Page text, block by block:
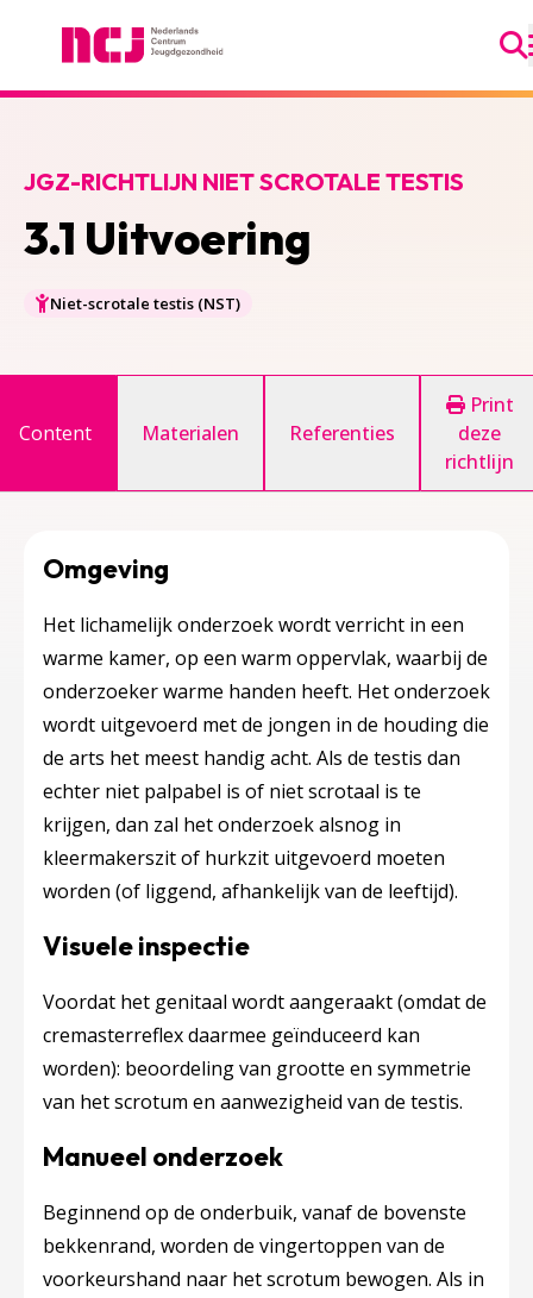
3.1 Uitvoering
JGZ-RICHTLIJN NIET SCROTALE TESTIS
Niet-scrotale testis (NST)
Content Materialen Referenties
Print
deze
richtlijn
Omgeving
Het lichamelijk onderzoek wordt verricht in een
warme kamer, op een warm oppervlak, waarbij de
onderzoeker warme handen heeft. Het onderzoek
wordt uitgevoerd met de jongen in de houding die
de arts het meest handig acht. Als de testis dan
echter niet palpabel is of niet scrotaal is te
krijgen, dan zal het onderzoek alsnog in
kleermakerszit of hurkzit uitgevoerd moeten
worden (of liggend, afhankelijk van de leeftijd).
Visuele inspectie
Voordat het genitaal wordt aangeraakt (omdat de
cremasterreflex daarmee geïnduceerd kan
worden): beoordeling van grootte en symmetrie
van het scrotum en aanwezigheid van de testis.
Manueel onderzoek
Beginnend op de onderbuik, vanaf de bovenste
bekkenrand, worden de vingertoppen van de
voorkeurshand naar het scrotum bewogen. Als in